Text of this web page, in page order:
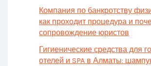
Компания по банкротству
как проходит процедура и
сопровождение юристов
Гигиенические средства для
отелей и SPA в Алматы: